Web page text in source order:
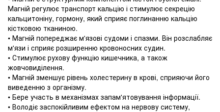
Магній регулює транспорт кальцію і стимулює секрецію
кальцитоніну, гормону, який сприяє поглинанню кальцію
кістковою тканиною.
• Магній попереджає м'язові судоми і спазми. Він розслабляє
м'язи і сприяє розширенню кровоносних судин.
• Стимулює рухову функцію кишечника, а також
жовчовиділення.
• Магній зменшує рівень холестерину в крові, сприяючи його
виведенню з організму.
• Бере участь в механізмах запам'ятовування інформації.
• Володіє заспокійливим ефектом на нервову систему,